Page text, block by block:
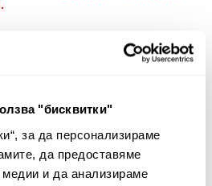
"бисквитки"
за да персонализираме
да предоставяме
и да анализираме
мнение